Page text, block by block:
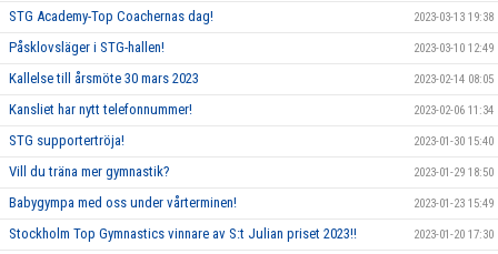
STG Academy-Top Coachernas dag! 2023-03-13 19:38
Påsklovsläger i STG-hallen! 2023-03-10 12:49
Kallelse till årsmöte 30 mars 2023 2023-02-14 08:05
Kansliet har nytt telefonnummer! 2023-02-06 11:34
STG supportertröja! 2023-01-30 15:40
Vill du träna mer gymnastik? 2023-01-29 18:50
Babygympa med oss under vårterminen! 2023-01-23 15:49
Stockholm Top Gymnastics vinnare av S:t Julian priset 2023!! 2023-01-20 17:30